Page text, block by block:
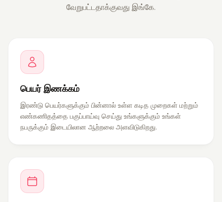
வேறுபட்டதாக்குவது இங்கே.
பெயர் இணக்கம்
இரண்டு பெயர்களுக்கும் பின்னால் உள்ள கடித முறைகள் மற்றும்
எண்கணிதத்தை பகுப்பாய்வு செய்து உங்களுக்கும் உங்கள்
நபருக்கும் இடையிலான ஆற்றலை அளவிடுகிறது.